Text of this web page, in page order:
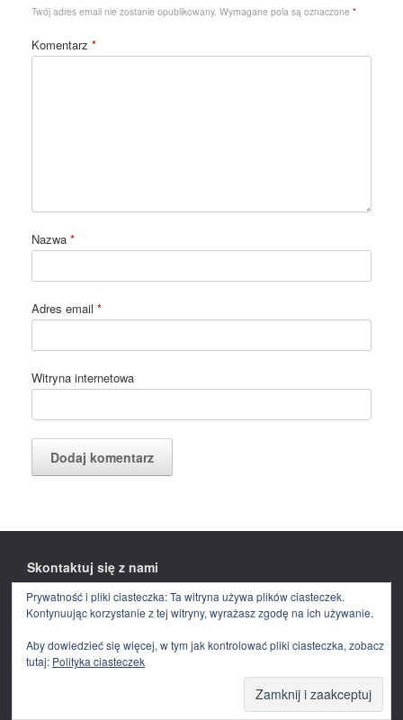
Twój adres email nie zostanie opublikowany. Wymagane pola są oznaczone *
Komentarz *
Nazwa *
Adres email *
Witryna internetowa
Skontaktuj się z nami
FacebookE-
mail
Prywatność i pliki ciasteczka: Ta witryna używa plików ciasteczek.
Kontynuując korzystanie z tej witryny, wyrażasz zgodę na ich używanie.
Aby dowiedzieć się więcej, w tym jak kontrolować pliki ciasteczka, zobacz
tutaj: Polityka ciasteczek